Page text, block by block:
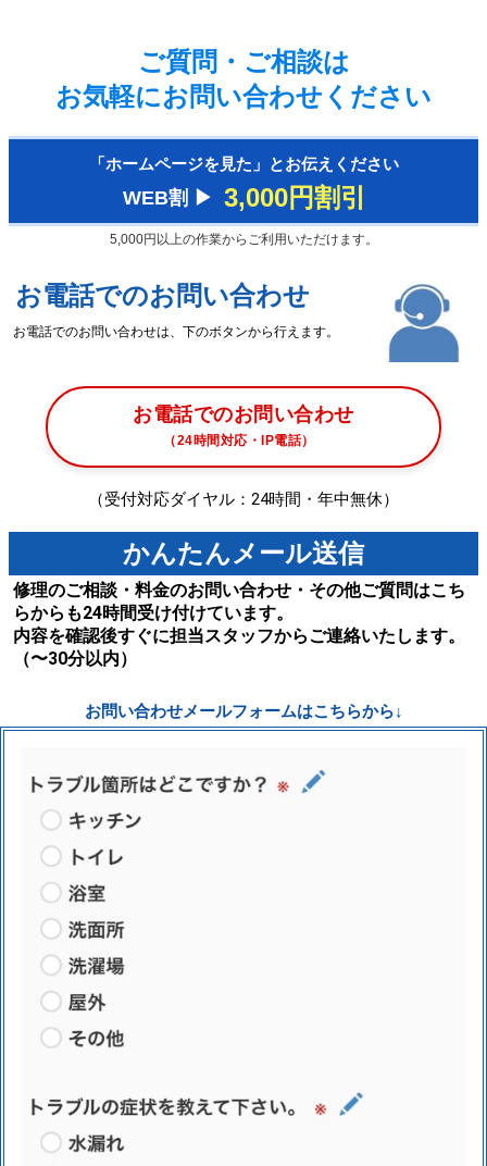
ご質問・ご相談は
お気軽にお問い合わせください
「ホームページを見た」とお伝えください
WEB割 ▶︎ 3,000円割引
5,000円以上の作業からご利用いただけます。
お電話でのお問い合わせ
お電話でのお問い合わせは、下のボタンから行えます。
お電話でのお問い合わせ
（24時間対応・IP電話）
（受付対応ダイヤル：24時間・年中無休）
かんたんメール送信
修理のご相談・料金のお問い合わせ・その他ご質問はこち
らからも24時間受け付けています。
内容を確認後すぐに担当スタッフからご連絡いたします。
（〜30分以内）
お問い合わせメールフォームはこちらから↓